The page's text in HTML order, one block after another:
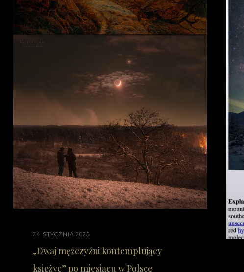
24 STYCZNIA 2025
„Dwaj mężczyźni kontemplujący
księżyc” po miesiącu w Polsce